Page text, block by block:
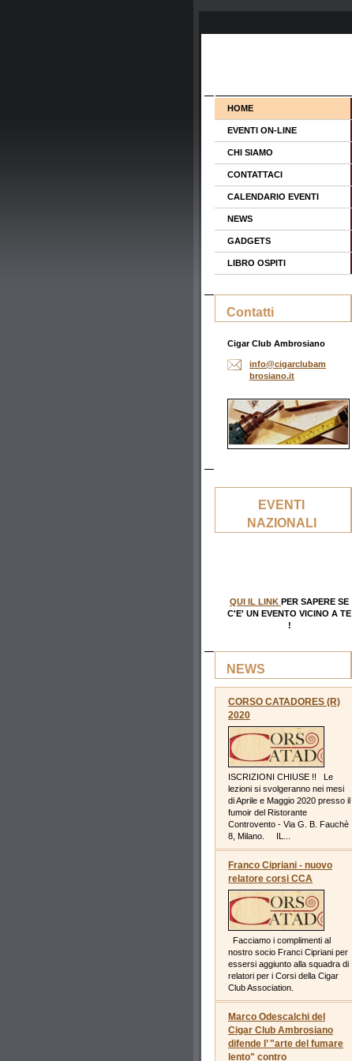
HOME
EVENTI ON-LINE
CHI SIAMO
CONTATTACI
CALENDARIO EVENTI
NEWS
GADGETS
LIBRO OSPITI
Contatti
Cigar Club Ambrosiano
info@cigarclubam
brosiano.it
EVENTI
NAZIONALI
QUI IL LINK PER SAPERE SE
C'E' UN EVENTO VICINO A TE
!
NEWS
CORSO CATADORES (R)
2020
ISCRIZIONI CHIUSE !! Le
lezioni si svolgeranno nei mesi
di Aprile e Maggio 2020 presso il
fumoir del Ristorante
Controvento - Via G. B. Fauchè
8, Milano. IL...
Franco Cipriani - nuovo
relatore corsi CCA
Facciamo i complimenti al
nostro socio Franci Cipriani per
essersi aggiunto alla squadra di
relatori per i Corsi della Cigar
Club Association.
Marco Odescalchi del
Cigar Club Ambrosiano
difende l’ "arte del fumare
lento" contro